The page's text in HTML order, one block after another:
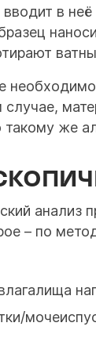
в
случае,
такому же
анализ
– по